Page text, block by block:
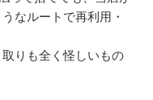
なルートで再利用・
りも全く怪しいもの